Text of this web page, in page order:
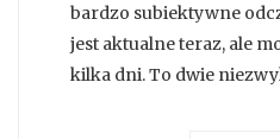
bardzo subiektywne
jest aktualne teraz, ale
kilka dni. To dwie